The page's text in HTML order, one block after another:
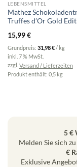
LEBENSMITTEL
Mathez
Truffes d’Or Gold
15,99€
Grundpreis: 31,98€/ kg
inkl. 7 % MwSt.
zzgl. Versand / Lieferzeiten
Produkt enthält: 0,5 kg
5 €
Melden Sie sich
€
Exklusive